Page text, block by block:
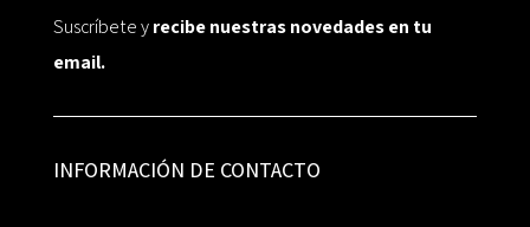
Suscríbete yrecibe nuestras novedades en tu
email.
INFORMACIÓN DE CONTACTO